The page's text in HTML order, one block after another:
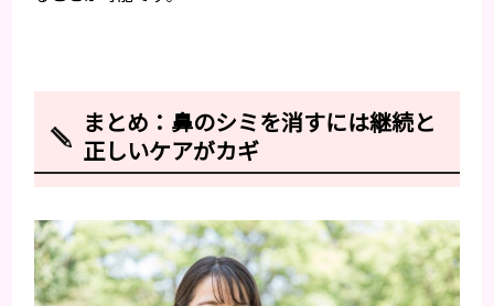
まとめ：鼻のシミを消すには継続と
正しいケアがカギ